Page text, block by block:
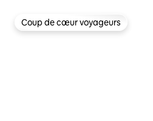
Coup de cœur voyageurs
Coup de cœur voyageurs